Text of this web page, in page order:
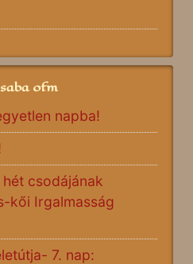
ofm
napba!
csodájának
kői Irgalmasság
7. nap: